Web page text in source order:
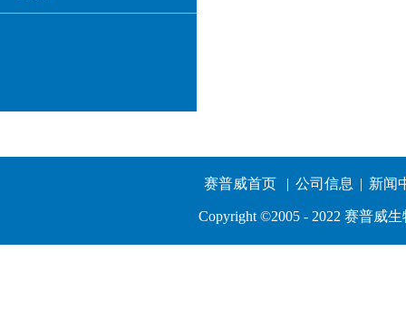
赛普威首页 | 公司信息 | 新闻
Copyright ©2005 - 2022 赛普威